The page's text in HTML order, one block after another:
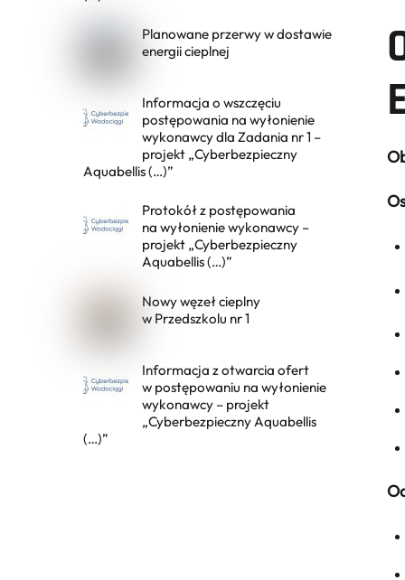
Planowane przerwy w dostawie
energii cieplnej
Informacja o wszczęciu
postępowania na wyłonienie
wykonawcy dla Zadania nr 1 –
projekt „Cyberbezpieczny
Aquabellis (…)”
Protokół z postępowania
na wyłonienie wykonawcy –
projekt „Cyberbezpieczny
Aquabellis (…)”
Nowy węzeł cieplny
w Przedszkolu nr 1
Informacja z otwarcia ofert
w postępowaniu na wyłonienie
wykonawcy – projekt
„Cyberbezpieczny Aquabellis
(…)”